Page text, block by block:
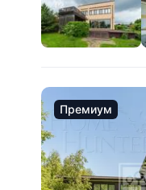
Премиум